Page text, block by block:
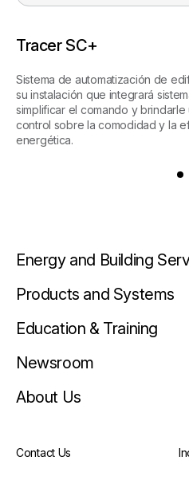
Tracer SC+
Sistema de automatización de
su instalación que integrará
simplificar el comando y brindarle
control sobre la comodidad y la
energética.
Energy and Building
Products and Systems
Education & Training
Newsroom
About Us
Contact Us